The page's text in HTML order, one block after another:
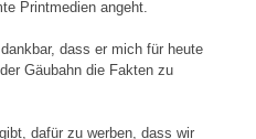
Printmedien angeht.
dass er mich für heute
Gäubahn die Fakten zu
dafür zu werben, dass wir